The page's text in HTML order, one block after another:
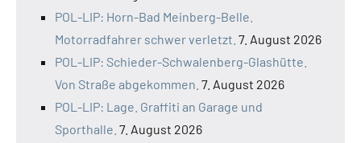
POL-LIP: Horn-Bad Meinberg-Belle.
Motorradfahrer schwer verletzt. 7. August 2026
POL-LIP: Schieder-Schwalenberg-Glashütte.
Von Straße abgekommen. 7. August 2026
POL-LIP: Lage. Graffiti an Garage und
Sporthalle. 7. August 2026